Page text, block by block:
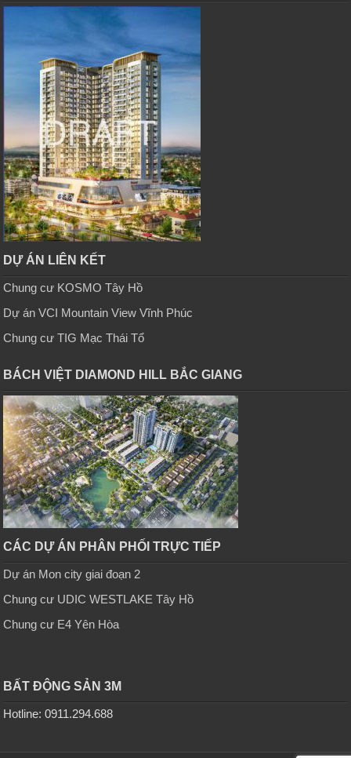
DỰ ÁN LIÊN KẾT
Chung cư KOSMO Tây Hồ
Dự án VCI Mountain View Vĩnh Phúc
Chung cư TIG Mạc Thái Tổ
BÁCH VIỆT DIAMOND HILL BẮC GIANG
CÁC DỰ ÁN PHÂN PHỐI TRỰC TIẾP
Dự án Mon city giai đoạn 2
Chung cư UDIC WESTLAKE Tây Hồ
Chung cư E4 Yên Hòa
BẤT ĐỘNG SẢN 3M
Hotline: 0911.294.688